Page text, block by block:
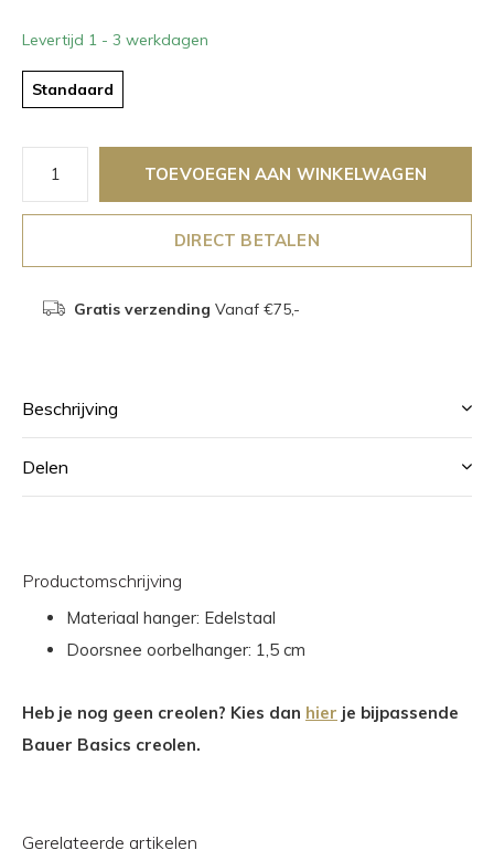
Levertijd 1 - 3 werkdagen
Standaard
TOEVOEGEN AAN WINKELWAGEN
DIRECT BETALEN
Gratis verzending Vanaf €75,-
Beschrijving
Delen
Productomschrijving
Materiaal hanger: Edelstaal
Doorsnee oorbelhanger: 1,5 cm
Heb je nog geen creolen? Kies dan hier je bijpassende
Bauer Basics creolen.
Gerelateerde artikelen